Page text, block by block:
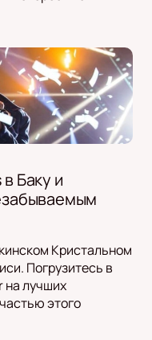
Баку и
Кристальном
Погрузитесь в
на лучших
этого